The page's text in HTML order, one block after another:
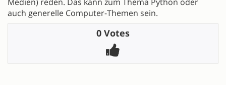
auch generelle Computer-Themen sein.
0 Votes